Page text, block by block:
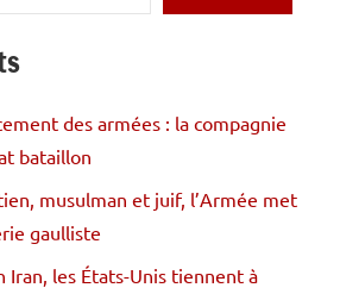
des armées : la compagnie
bataillon
musulman et juif, l’Armée met
gaulliste
Iran, les États-Unis tiennent à